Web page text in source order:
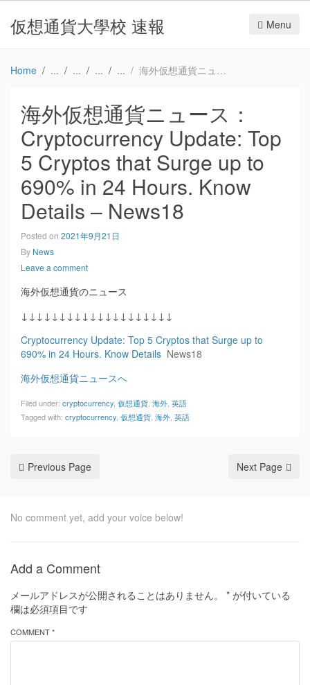
仮想通貨大學校 速報 Menu
Home 海外仮想通貨ニュース：Cryptocurrency Update: Top 5 Cryptos that Surge up to 690% in 24 Hours. Know Details – News18
海外仮想通貨ニュース：
Cryptocurrency Update: Top
5 Cryptos that Surge up to
690% in 24 Hours. Know
Details – News18
Posted on 2021年9月21日
By News
Leave a comment
海外仮想通貨のニュース
↓↓↓↓↓↓↓↓↓↓↓↓↓↓↓↓↓↓↓↓
Cryptocurrency Update: Top 5 Cryptos that Surge up to
690% in 24 Hours. Know Details News18
海外仮想通貨ニュースへ
Filed under: cryptocurrency 仮想通貨 海外 英語
Tagged with: cryptocurrency 仮想通貨 海外 英語
Previous Page Next Page
No comment yet, add your voice below!
Add a Comment
メールアドレスが公開されることはありません。 * が付いている
欄は必須項目です
COMMENT *